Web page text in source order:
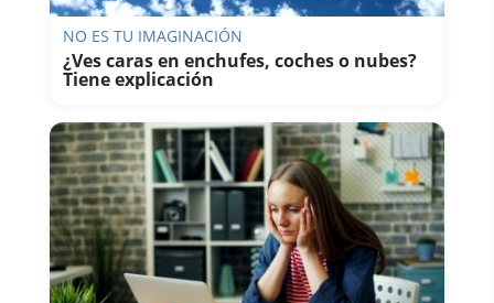
NO ES TU IMAGINACIÓN
¿Ves caras en enchufes, coches o nubes?
Tiene explicación